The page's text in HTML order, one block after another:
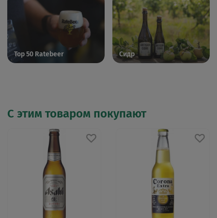
Top 50 Ratebeer Сидр
С этим товаром покупают